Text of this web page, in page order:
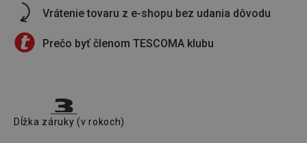
Vrátenie tovaru z e-shopu bez udania dôvodu
Prečo byť členom TESCOMA klubu
Dĺžka záruky (v rokoch)